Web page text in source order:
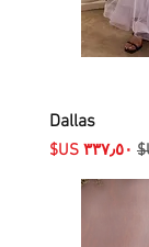
Dallas
سعر البيع